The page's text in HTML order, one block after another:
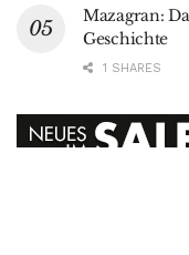
Mazagran:
Geschichte
1 SHARES